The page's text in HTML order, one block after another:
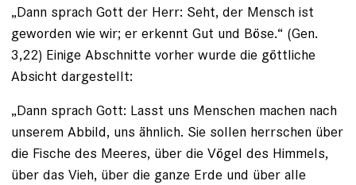
„Dann sprach Gott der Herr: Seht, der Mensch ist
geworden wie wir; er erkennt Gut und Böse.“ (Gen.
3,22) Einige Abschnitte vorher wurde die göttliche
Absicht dargestellt:
„Dann sprach Gott: Lasst uns Menschen machen nach
unserem Abbild, uns ähnlich. Sie sollen herrschen über
die Fische des Meeres, über die Vögel des Himmels,
über das Vieh, über die ganze Erde und über alle